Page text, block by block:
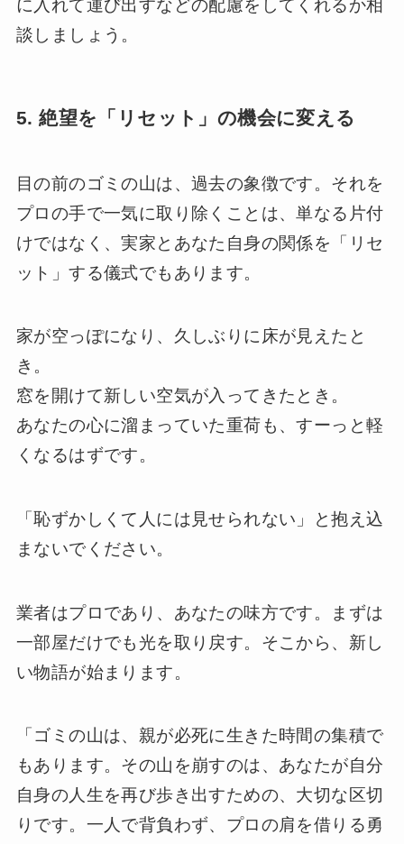
に入れて運び出すなどの配慮をしてくれるか相
談しましょう。
5. 絶望を「リセット」の機会に変える
目の前のゴミの山は、過去の象徴です。それを
プロの手で一気に取り除くことは、単なる片付
けではなく、実家とあなた自身の関係を「リセ
ット」する儀式でもあります。
家が空っぽになり、久しぶりに床が見えたと
き。
窓を開けて新しい空気が入ってきたとき。
あなたの心に溜まっていた重荷も、すーっと軽
くなるはずです。
「恥ずかしくて人には見せられない」と抱え込
まないでください。
業者はプロであり、あなたの味方です。まずは
一部屋だけでも光を取り戻す。そこから、新し
い物語が始まります。
「ゴミの山は、親が必死に生きた時間の集積で
もあります。その山を崩すのは、あなたが自分
自身の人生を再び歩き出すための、大切な区切
りです。一人で背負わず、プロの肩を借りる勇